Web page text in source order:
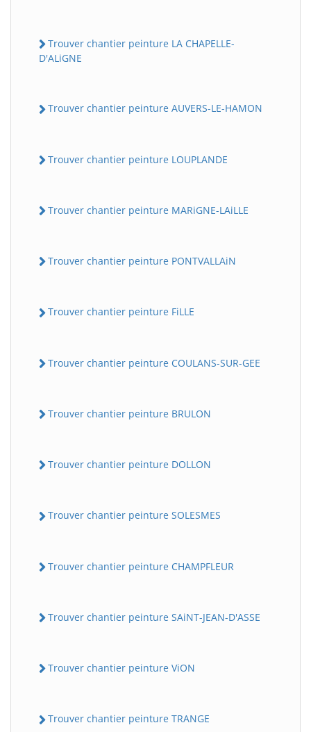
Trouver chantier peinture LA CHAPELLE-
D'ALiGNE
Trouver chantier peinture AUVERS-LE-HAMON
Trouver chantier peinture LOUPLANDE
Trouver chantier peinture MARiGNE-LAiLLE
Trouver chantier peinture PONTVALLAiN
Trouver chantier peinture FiLLE
Trouver chantier peinture COULANS-SUR-GEE
Trouver chantier peinture BRULON
Trouver chantier peinture DOLLON
Trouver chantier peinture SOLESMES
Trouver chantier peinture CHAMPFLEUR
Trouver chantier peinture SAiNT-JEAN-D'ASSE
Trouver chantier peinture ViON
Trouver chantier peinture TRANGE